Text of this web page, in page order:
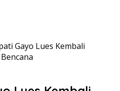
Gayo Lues Kembali